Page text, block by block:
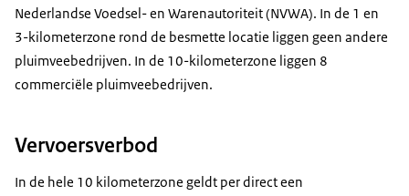
Nederlandse Voedsel- en Warenautoriteit (NVWA). In de 1 en
3-kilometerzone rond de besmette locatie liggen geen andere
pluimveebedrijven. In de 10-kilometerzone liggen 8
commerciële pluimveebedrijven.
Vervoersverbod
In de hele 10 kilometerzone geldt per direct een